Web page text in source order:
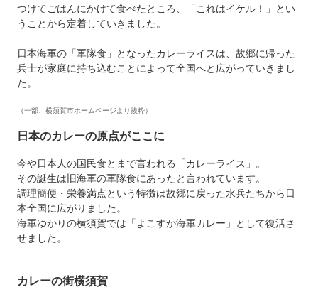
つけてごはんにかけて食べたところ、「これはイケル！」とい
うことから定着していきました。
日本海軍の「軍隊食」となったカレーライスは、故郷に帰った
兵士が家庭に持ち込むことによって全国へと広がっていきまし
た。
（一部、横須賀市ホームページより抜粋）
日本のカレーの原点がここに
今や日本人の国民食とまで言われる「カレーライス」。
その誕生は旧海軍の軍隊食にあったと言われています。
調理簡便・栄養満点という特徴は故郷に戻った水兵たちから日
本全国に広がりました。
海軍ゆかりの横須賀では「よこすか海軍カレー」として復活さ
せました。
カレーの街横須賀